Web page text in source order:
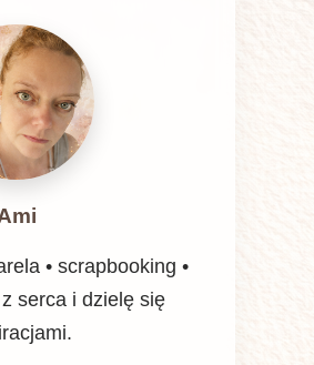
• scrapbooking •
serca i dzielę się